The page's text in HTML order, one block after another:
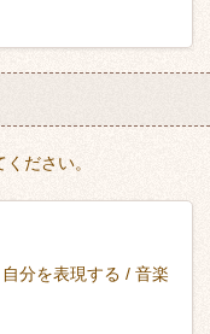
ださい。
分を表現する / 音楽